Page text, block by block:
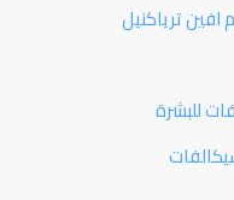
افين ترياكنيل
للبشرة